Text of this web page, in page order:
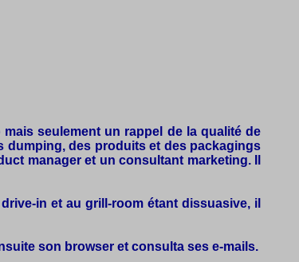
seulement un rappel de la qualité de
dumping, des produits et des packagings
manager et un consultant marketing. Il
in et au grill-room étant dissuasive, il
son browser et consulta ses e-mails.